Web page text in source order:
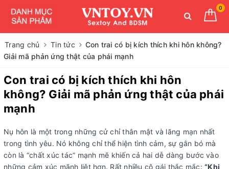
0
Trang chủ Tin tức
Con trai có bị kích thích khi hôn không?
Giải mã phản ứng thật của phái mạnh
Con trai có bị kích thích khi hôn
không? Giải mã phản ứng thật của phái
mạnh
Nụ hôn là một trong những cử chỉ thân mật và lãng mạn nhất
trong tình yêu. Nó không chỉ thể hiện tình cảm, sự gắn bó mà
còn là “chất xúc tác” mạnh mẽ khiến cả hai dễ dàng bước vào
những cảm xúc mãnh liệt hơn. Rất nhiều cô gái thắc mắc: “Khi